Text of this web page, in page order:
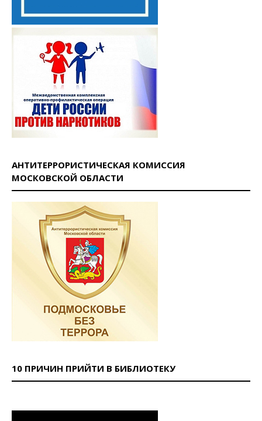
АНТИТЕРРОРИСТИЧЕСКАЯ КОМИССИЯ
МОСКОВСКОЙ ОБЛАСТИ
10 ПРИЧИН ПРИЙТИ В БИБЛИОТЕКУ